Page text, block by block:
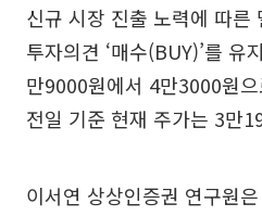
신규 시장 진출 노력에 따른
투자의견 ‘매수(BUY)’를 유
만9000원에서 4만3000원
전일 기준 현재 주가는 3만
이서연 상상인증권 연구원